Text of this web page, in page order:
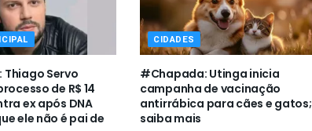
Servo
de R$ 14
ex após DNA
ele não é pai de
CIDADES
#Chapada: Utinga inicia
campanha de vacinação
antirrábica para cães e gatos;
saiba mais